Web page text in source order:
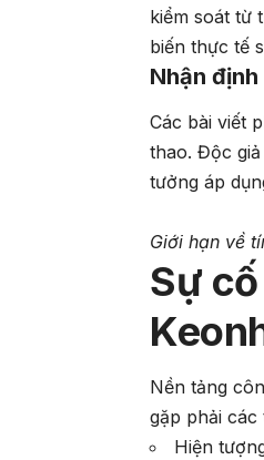
kiểm soát từ
biến thực tế
Nhận
Các bài viết
thao. Độc
tưởng áp
Giới hạn về
Sự
Nền tảng
gặp phải
Hiện